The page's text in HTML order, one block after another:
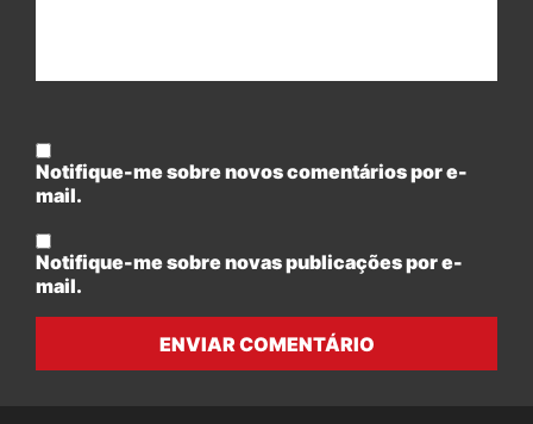
Notifique-me sobre novos comentários por e-
mail.
Notifique-me sobre novas publicações por e-
mail.
ENVIAR COMENTÁRIO